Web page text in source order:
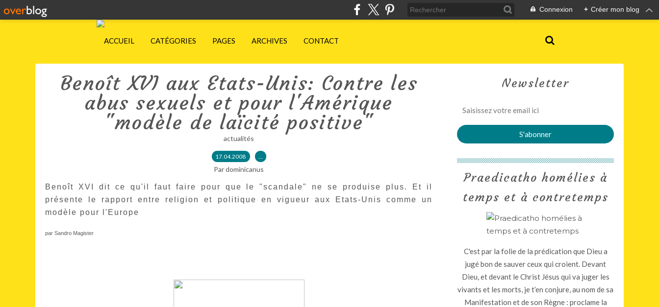
Connexion + Créer mon blog
ACCUEIL CATÉGORIES PAGES ARCHIVES CONTACT
Benoît XVI aux Etats-Unis: Contre les
abus sexuels et pour l'Amérique
"modèle de laïcité positive"
actualités
17.04.2008 …
Par dominicanus
Benoît XVI dit ce qu'il faut faire pour que le "scandale" ne se produise plus. Et il
présente le rapport entre religion et politique en vigueur aux Etats-Unis comme un
modèle pour l'Europe
par Sandro Magister
Newsletter
Praedicatho homélies à
temps et à contretemps
C'est par la folie de la prédication que Dieu a
jugé bon de sauver ceux qui croient. Devant
Dieu, et devant le Christ Jésus qui va juger les
vivants et les morts, je t’en conjure, au nom de sa
Manifestation et de son Règne : proclame la